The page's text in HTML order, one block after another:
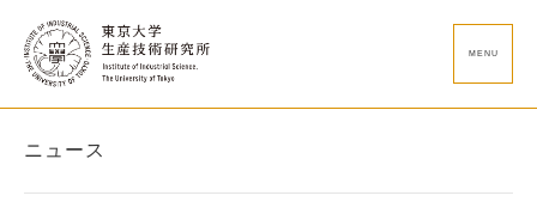
MENU
ニュース